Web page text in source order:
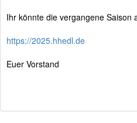
Ihr könnte die vergangene Saison
https://2025.hhedl.de
Euer Vorstand